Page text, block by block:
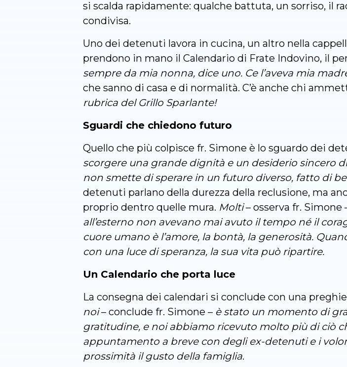
si scalda rapidamente: qualche battuta, un sorriso, il
condivisa.
Uno dei detenuti lavora in cucina, un altro nella
prendono in mano il Calendario di Frate Indovino, il
sempre da mia nonna, dice uno. Ce l’aveva mia
che sanno di casa e di normalità. C’è anche chi
rubrica del Grillo Sparlante!
Sguardi che chiedono futuro
Quello che più colpisce fr. Simone è lo sguardo dei
scorgere una grande dignità e un desiderio sincero
non smette di sperare in un futuro diverso, fatto di
detenuti parlano della durezza della reclusione, ma
proprio dentro quelle mura. Molti– osserva fr. Simone
all’esterno non avevano mai avuto il tempo né il
cuore umano è l’amore, la bontà, la generosità.
con una luce di speranza, la sua vita può ripartire.
Un Calendario che porta luce
La consegna dei calendari si conclude con una
noi– conclude fr. Simone – è stato un momento di
gratitudine, e noi abbiamo ricevuto molto più di ciò
appuntamento a breve con degli ex-detenuti e i
prossimità il gusto della famiglia.